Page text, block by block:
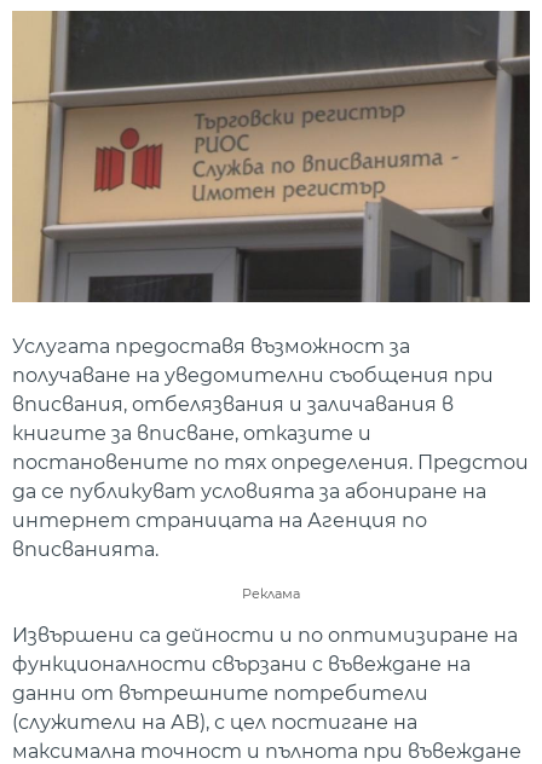
Услугата предоставя възможност за
получаване на уведомителни съобщения при
вписвания, отбелязвания и заличавания в
книгите за вписване, отказите и
постановените по тях определения. Предстои
да се публикуват условията за абониране на
интернет страницата на Агенция по
вписванията.
Реклама
Извършени са дейности и по оптимизиране на
функционалности свързани с въвеждане на
данни от вътрешните потребители
(служители на АВ), с цел постигане на
максимална точност и пълнота при въвеждане